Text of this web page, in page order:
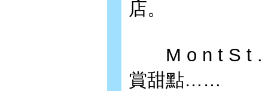
店。
M o n t S t . C
賞甜點……